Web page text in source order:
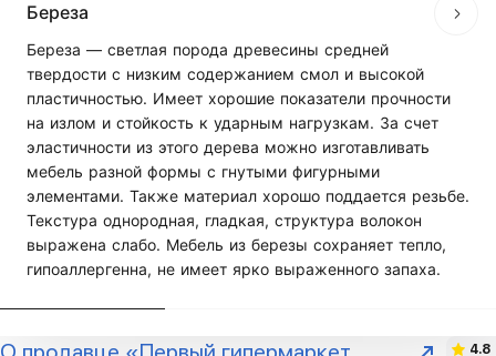
Береза
Береза — светлая порода древесины средней
твердости с низким содержанием смол и высокой
пластичностью. Имеет хорошие показатели прочности
на излом и стойкость к ударным нагрузкам. За счет
эластичности из этого дерева можно изготавливать
мебель разной формы с гнутыми фигурными
элементами. Также материал хорошо поддается резьбе.
Текстура однородная, гладкая, структура волокон
выражена слабо. Мебель из березы сохраняет тепло,
гипоаллергенна, не имеет ярко выраженного запаха.
4.8